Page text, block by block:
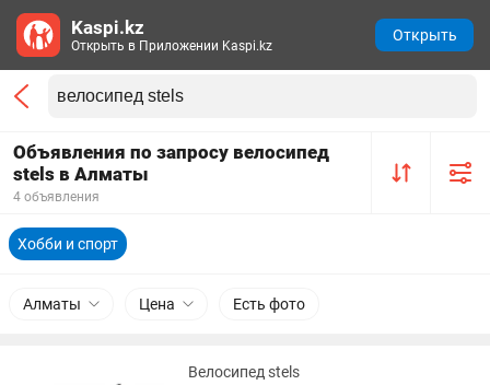
Объявления по запросу велосипед
stels в Алматы
4 объявления
Хобби и спорт
Алматы Цена Есть фото
Велосипед stels
Kaspi.kz
Открыть в Приложении Kaspi.kz
Открыть